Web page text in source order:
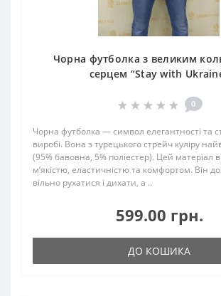
Чорна футболка з великим
серцем “Stay with
0
Чорна футболка — символ елегантності та
виробі. Вона з турецького стрейч куліру
(95% бавовна, 5% поліестер). Цей матеріал
м’якістю, еластичністю та комфортом. Він
вільно рухатися і дихати, а ..
599.00 грн.
ДО КОШИКА